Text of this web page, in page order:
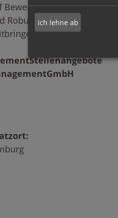
Bewerbungen von
Robustheit auszeichnen
Ich lehne ab